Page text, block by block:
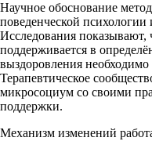
Научное обоснование
поведенческой
Исследования показывают,
поддерживается в
выздоровления необходимо
Терапевтическое
микросоциум со своими
поддержки.
Механизм изменений